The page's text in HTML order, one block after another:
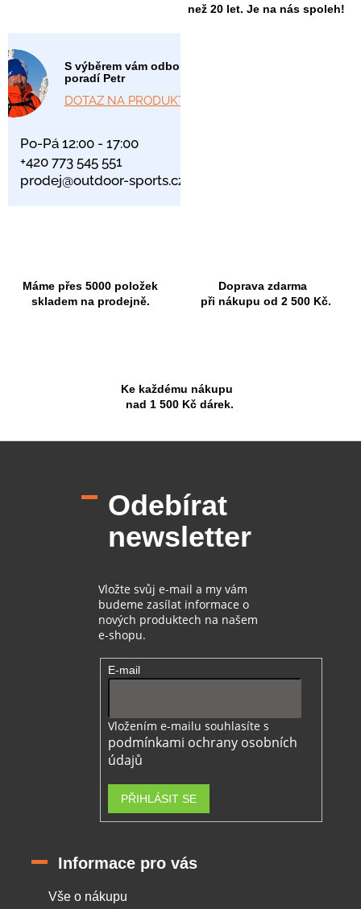
S výběrem vám odborně
poradí Petr
DOTAZ NA PRODUKT
Po-Pá 12:00 - 17:00
+420 773 545 551
prodej@outdoor-sports.cz
než 20 let. Je na nás spoleh!
Máme přes 5000 položek
skladem na prodejně.
Doprava zdarma
při nákupu od 2 500 Kč.
Ke každému nákupu
nad 1 500 Kč dárek.
Odebírat
newsletter
Vložte svůj e-mail a my vám
budeme zasílat informace o
nových produktech na našem
e-shopu.
E-mail
Vložením e-mailu souhlasíte s
podmínkami ochrany osobních
údajů
PŘIHLÁSIT SE
Informace pro vás
Vše o nákupu